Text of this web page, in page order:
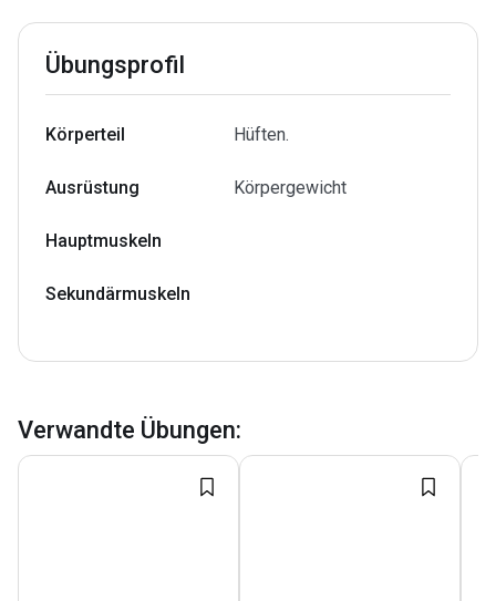
Übungsprofil
Körperteil Hüften.
Ausrüstung Körpergewicht
Hauptmuskeln
Sekundärmuskeln
Verwandte Übungen: